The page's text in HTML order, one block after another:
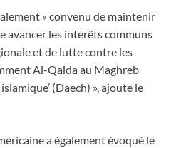
« convenu de maintenir
avancer les intérêts communs
et de lutte contre les
Al-Qaida au Maghreb
(Daech) », ajoute le
a également évoqué le